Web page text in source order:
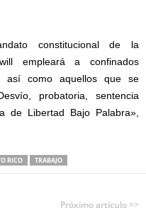
constitucional de la
empleará a confinados
así como aquellos que se
probatoria, sentencia
Libertad Bajo Palabra»,
RICO TRABAJO
Próximo artículo >>